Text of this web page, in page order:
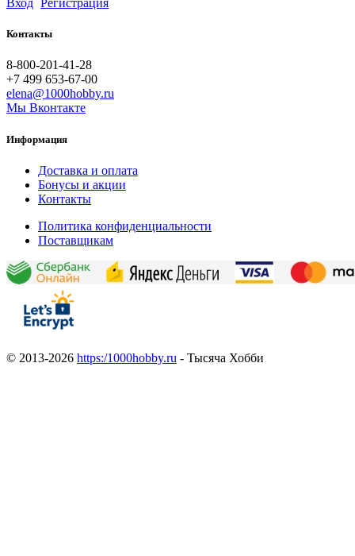
Вход Регистрация
Контакты
8-800-201-41-28
+7 499 653-67-00
elena@1000hobby.ru
Мы Вконтакте
Информация
Доставка и оплата
Бонусы и акции
Контакты
Политика конфиденциальности
Поставщикам
© 2013-2026 https:/1000hobby.ru - Тысяча Хобби